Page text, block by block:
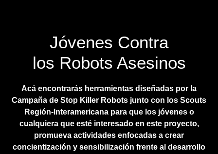
Jóvenes Contra
los Robots Asesinos
Acá encontrarás herramientas diseñadas por la
Campaña de Stop Killer Robots junto con los Scouts
Región-Interamericana para que los jóvenes o
cualquiera que esté interesado en este proyecto,
promueva actividades enfocadas a crear
concientización y sensibilización frente al desarrollo